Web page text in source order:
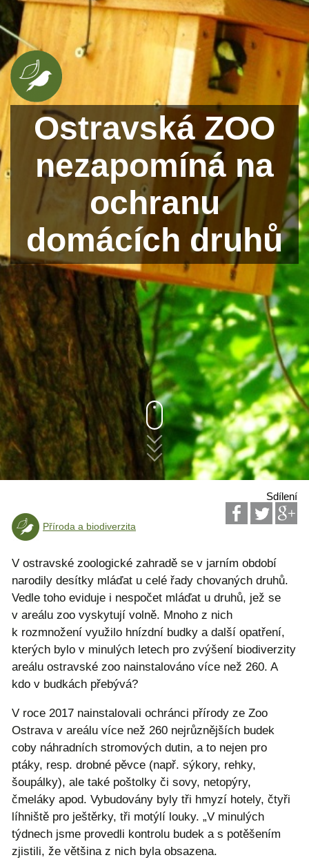
Ostravská ZOO
nezapomíná na
ochranu
domácích druhů
Sdílení
Příroda a biodiverzita
V ostravské zoologické zahradě se v jarním období
narodily desítky mláďat u celé řady chovaných druhů.
Vedle toho eviduje i nespočet mláďat u druhů, jež se
v areálu zoo vyskytují volně. Mnoho z nich
k rozmnožení využilo hnízdní budky a další opatření,
kterých bylo v minulých letech pro zvýšení biodiverzity
areálu ostravské zoo nainstalováno více než 260. A
kdo v budkách přebývá?
V roce 2017 nainstalovali ochránci přírody ze Zoo
Ostrava v areálu více než 260 nejrůznějších budek
coby náhradních stromových dutin, a to nejen pro
ptáky, resp. drobné pěvce (např. sýkory, rehky,
šoupálky), ale také poštolky či sovy, netopýry,
čmeláky apod. Vybudovány byly tři hmyzí hotely, čtyři
líhniště pro ještěrky, tři motýlí louky. „V minulých
týdnech jsme provedli kontrolu budek a s potěšením
zjistili, že většina z nich byla obsazena.